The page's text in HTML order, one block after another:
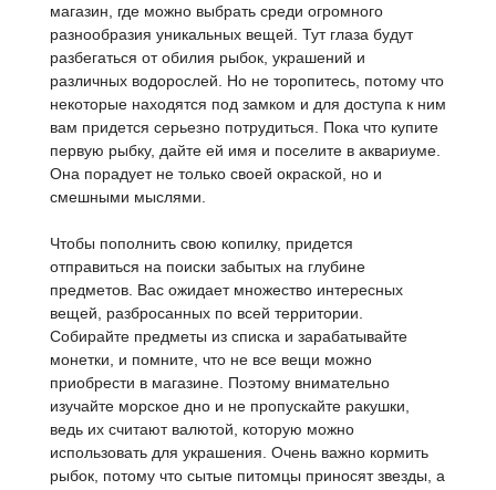
магазин, где можно выбрать среди огромного
разнообразия уникальных вещей. Тут глаза будут
разбегаться от обилия рыбок, украшений и
различных водорослей. Но не торопитесь, потому что
некоторые находятся под замком и для доступа к ним
вам придется серьезно потрудиться. Пока что купите
первую рыбку, дайте ей имя и поселите в аквариуме.
Она порадует не только своей окраской, но и
смешными мыслями.
Чтобы пополнить свою копилку, придется
отправиться на поиски забытых на глубине
предметов. Вас ожидает множество интересных
вещей, разбросанных по всей территории.
Собирайте предметы из списка и зарабатывайте
монетки, и помните, что не все вещи можно
приобрести в магазине. Поэтому внимательно
изучайте морское дно и не пропускайте ракушки,
ведь их считают валютой, которую можно
использовать для украшения. Очень важно кормить
рыбок, потому что сытые питомцы приносят звезды, а